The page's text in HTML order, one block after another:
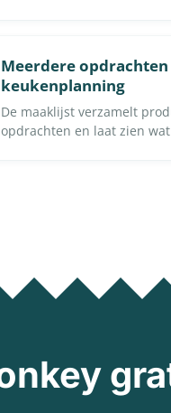
Meerdere
keukenplanning
De maaklijst verzamelt
opdrachten en laat zien